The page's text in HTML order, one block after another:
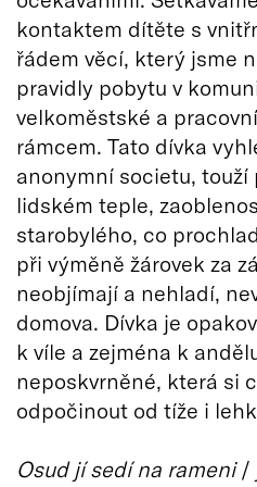
kontaktem dítěte s
řádem věcí, který jsme
pravidly pobytu v
velkoměstské a
rámcem. Tato dívka
anonymní societu,
lidském teple,
starobylého, co
při výměně žárovek za
neobjímají a nehladí,
domova. Dívka je
k víle a zejména k
neposkvrněné, která si
odpočinout od tíže i
Osud jí sedí na rameni /